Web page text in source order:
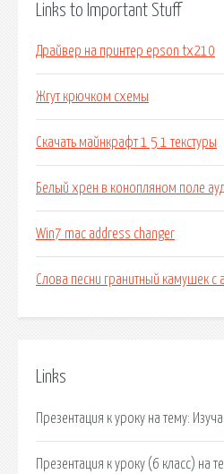
Links to Important Stuff
Драйвер на принтер epson tx210
Жгут крючком схемы
Скачать майнкрафт 1 5 1 текстуры
Белый хрен в конопляном поле
Win7 mac address changer
Слова песни гранитный камушек с
Links
Презентация к уроку на тему:
Презентация к уроку (6 класс) на